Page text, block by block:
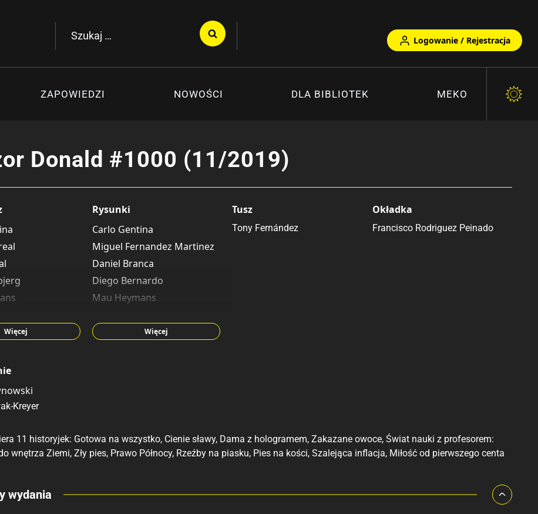
Szukaj:
Logowanie / Rejestracja
ZAPOWIEDZI NOWOŚCI DLA BIBLIOTEK MEKO
Donald #1000 (11/2019)
Więcej
Rysunki
Carlo Gentina
Miguel Fernandez Martinez
Daniel Branca
Diego Bernardo
Mau Heymans
Sander GulienWięcej
Tusz
Tony Fernández
Okładka
Francisco Rodriguez Peinado
Kreyer
11 historyjek: Gotowa na wszystko, Cienie sławy, Dama z hologramem, Zakazane owoce, Świat nauki z profesorem:
wnętrza Ziemi, Zły pies, Prawo Północy, Rzeźby na piasku, Pies na kości, Szalejąca inflacja, Miłość od pierwszego centa
ceny
wydania